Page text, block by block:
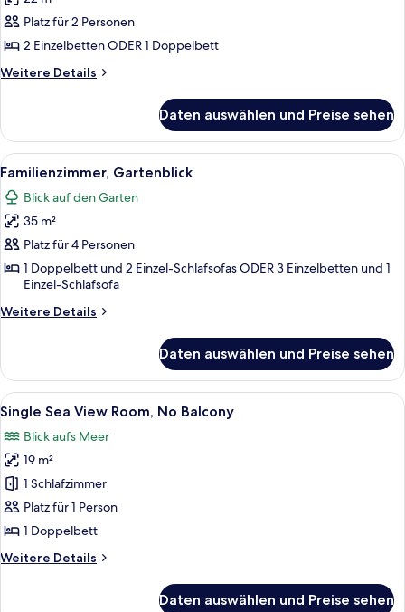
Doppel-
oder
-
Zweibettzimmer,
anzeigen
Platz für 2 Personen
2 Einzelbetten ODER 1 Doppelbett
Weitere Details
Weitere
Doppel-
oder
-
Meerblick
Daten auswählen und Preise sehen
Alle
Fotos
für
Familienzimmer,
Gartenblick
anzeigen
Ein modernes Hotelzimmer mit
8
Familienzimmer, Gartenblick
Blick auf den Garten
35 m²
Platz für 4 Personen
1 Doppelbett und 2 Einzel-Schlafsofas ODER 3 Einzelbetten und 1
Einzel-Schlafsofa
Weitere Details
Weitere
Gartenblick
Daten auswählen und Preise sehen
Alle
Fotos
für
Single
Sea
View
Room,
Balcony
Ein Hotelzimmer mit einem Bett,
5
Single Sea View Room, No Balcony
Blick aufs Meer
19 m²
1 Schlafzimmer
Platz für 1 Person
1 Doppelbett
Weitere Details
Weitere
Daten auswählen und Preise sehen